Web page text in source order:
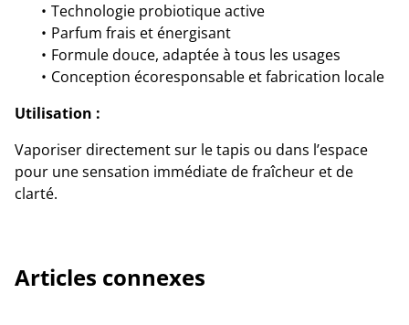
Technologie probiotique active
Parfum frais et énergisant
Formule douce, adaptée à tous les usages
Conception écoresponsable et fabrication locale
Utilisation :
Vaporiser directement sur le tapis ou dans l’espace
pour une sensation immédiate de fraîcheur et de
clarté.
Articles connexes